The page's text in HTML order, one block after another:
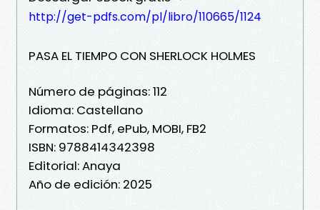
http://get-pdfs.com/pl/libro/110665/1124
PASA EL TIEMPO CON SHERLOCK HOLMES
Número de páginas: 112
Idioma: Castellano
Formatos: Pdf, ePub, MOBI, FB2
ISBN: 9788414342398
Editorial: Anaya
Año de edición: 2025